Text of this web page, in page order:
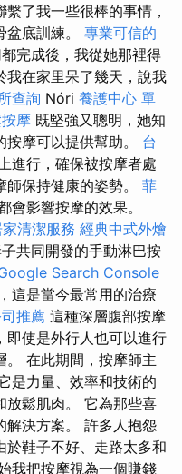
了我一些很棒的事情，
底訓練。 專業可信的
完成後，我從她那裡得
我在家里呆了幾天，說我
查詢 Nóri 養護中心 單
摩 既堅強又聰明，她知
摩可以提供幫助。 台
進行，確保被按摩者處
保持健康的姿勢。 菲
會影響按摩的效果。
清潔服務 經典中式外燴
共同開發的手動淋巴按
Search Console
這是當今最常用的治療
推薦 這種深層腹部按摩
即使是外行人也可以進行
。 在此期間，按摩師主
是力量、效率和技術的
放鬆肌肉。 它為那些喜
解決方案。 許多人抱怨
於鞋子不好、走路太多和
我把按摩視為一個賺錢